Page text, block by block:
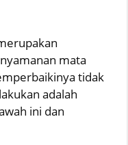
mata
tidak
adalah
ini dan